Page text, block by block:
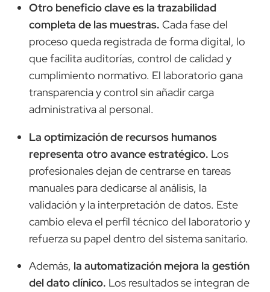
Otro beneficio clave es la trazabilidad
completa de las muestras. Cada fase del
proceso queda registrada de forma digital, lo
que facilita auditorías, control de calidad y
cumplimiento normativo. El laboratorio gana
transparencia y control sin añadir carga
administrativa al personal.
La optimización de recursos humanos
representa otro avance estratégico. Los
profesionales dejan de centrarse en tareas
manuales para dedicarse al análisis, la
validación y la interpretación de datos. Este
cambio eleva el perfil técnico del laboratorio y
refuerza su papel dentro del sistema sanitario.
Además, la automatización mejora la gestión
del dato clínico. Los resultados se integran de